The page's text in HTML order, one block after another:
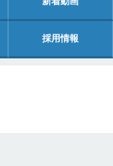
採用情報